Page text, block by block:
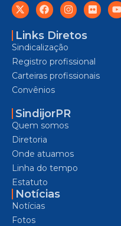
Links Diretos
Sindicalização
Registro profissional
Carteiras profissionais
Convênios
SindijorPR
Quem somos
Diretoria
Onde atuamos
Linha do tempo
Estatuto
Notícias
Notícias
Fotos